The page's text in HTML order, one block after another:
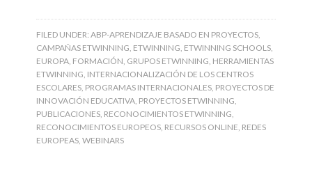
FILED UNDER:ABP-APRENDIZAJE BASADO EN PROYECTOS,
CAMPAÑAS ETWINNING, ETWINNING, ETWINNING SCHOOLS,
EUROPA, FORMACIÓN, GRUPOS ETWINNING, HERRAMIENTAS
ETWINNING, INTERNACIONALIZACIÓN DE LOS CENTROS
ESCOLARES, PROGRAMAS INTERNACIONALES, PROYECTOS DE
INNOVACIÓN EDUCATIVA, PROYECTOS ETWINNING,
PUBLICACIONES, RECONOCIMIENTOS ETWINNING,
RECONOCIMIENTOS EUROPEOS, RECURSOS ONLINE, REDES
EUROPEAS,WEBINARS